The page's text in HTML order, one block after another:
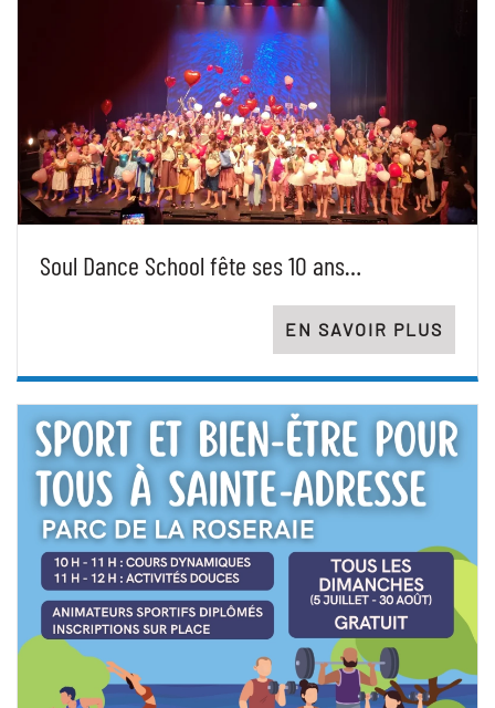
Soul Dance School fête ses 10 ans…
EN SAVOIR PLUS